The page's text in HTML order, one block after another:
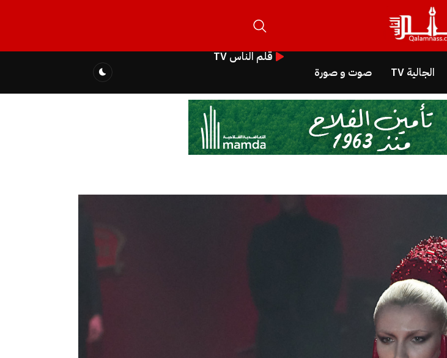
الجالية TV صوت و صورة
قلم الناس TV